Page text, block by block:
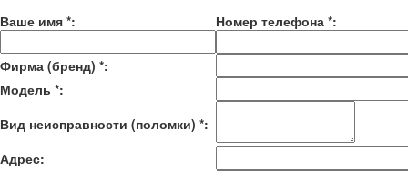
Ваше имя *: Номер телефона *:
Фирма (бренд) *:
Модель *:
Вид неисправности (поломки) *:
Адрес: